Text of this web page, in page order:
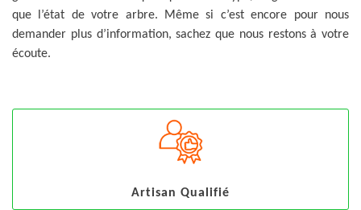
que l’état de votre arbre. Même si c’est encore pour nous
demander plus d’information, sachez que nous restons à votre
écoute.
Artisan Qualifié